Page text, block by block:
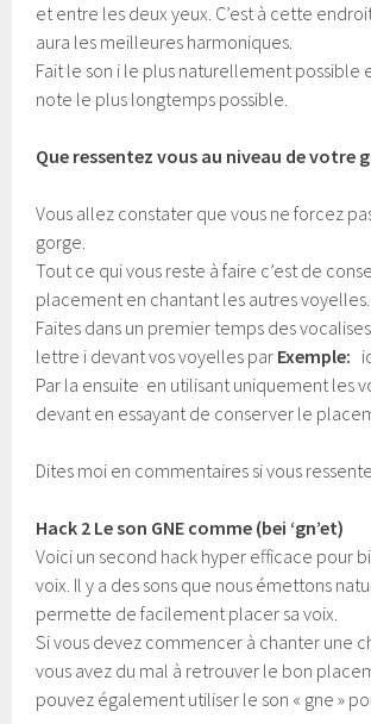
et entre les deux yeux. C’est à cette
aura les meilleures harmoniques.
Fait le son i le plus naturellement possible
note le plus longtemps possible.
Que ressentez vous au niveau de votre
Vous allez constater que vous ne forcez
gorge.
Tout ce qui vous reste à faire c’est de
placement en chantant les autres voyelles.
Faites dans un premier temps des
lettre i devant vos voyelles par Exemple:
Par la ensuite en utilisant uniquement les
devant en essayant de conserver le
Dites moi en commentaires si vous
Hack 2 Le son GNE comme (bei ‘gn’et)
Voici un second hack hyper efficace pour
voix. Il y a des sons que nous émettons
permette de facilement placer sa voix.
Si vous devez commencer à chanter une
vous avez du mal à retrouver le bon
pouvez également utiliser le son « gne »